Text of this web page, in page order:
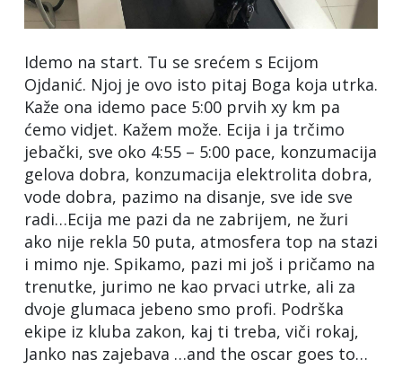
Idemo na start. Tu se srećem s Ecijom
Ojdanić. Njoj je ovo isto pitaj Boga koja utrka.
Kaže ona idemo pace 5:00 prvih xy km pa
ćemo vidjet. Kažem može. Ecija i ja trčimo
jebački, sve oko 4:55 – 5:00 pace, konzumacija
gelova dobra, konzumacija elektrolita dobra,
vode dobra, pazimo na disanje, sve ide sve
radi…Ecija me pazi da ne zabrijem, ne žuri
ako nije rekla 50 puta, atmosfera top na stazi
i mimo nje. Spikamo, pazi mi još i pričamo na
trenutke, jurimo ne kao prvaci utrke, ali za
dvoje glumaca jebeno smo profi. Podrška
ekipe iz kluba zakon, kaj ti treba, viči rokaj,
Janko nas zajebava …and the oscar goes to…